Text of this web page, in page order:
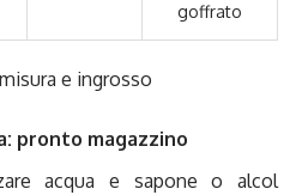
goffrato
e ingrosso
pronto magazzino
acqua e sapone o alcol